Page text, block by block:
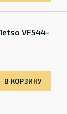
VF544-
В КОРЗИНУ